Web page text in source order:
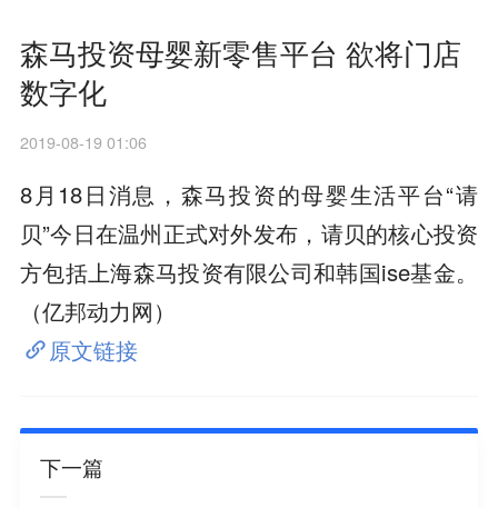
森马投资母婴新零售平台 欲将门店
数字化
2019-08-19 01:06
8月18日消息，森马投资的母婴生活平台“请
贝”今日在温州正式对外发布，请贝的核心投资
方包括上海森马投资有限公司和韩国ise基金。
（亿邦动力网）
原文链接
下一篇